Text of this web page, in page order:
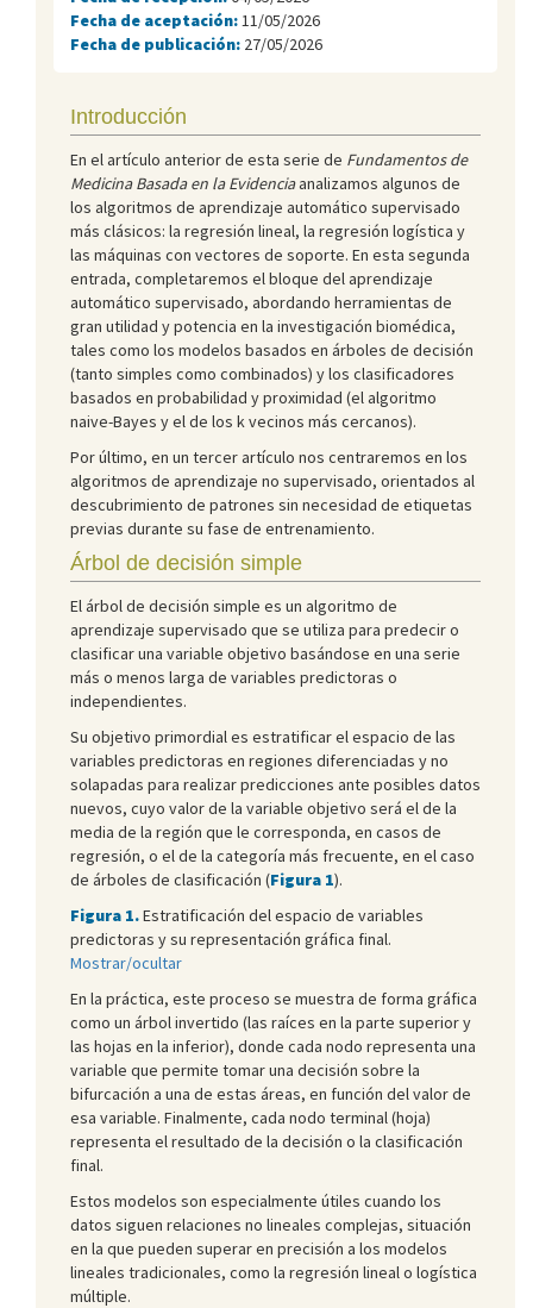
Fecha de aceptación: 11/05/2026
Fecha de publicación: 27/05/2026
Introducción
En el artículo anterior de esta serie de Fundamentos de
Medicina Basada en la Evidenciaanalizamos algunos de
los algoritmos de aprendizaje automático supervisado
más clásicos: la regresión lineal, la regresión logística y
las máquinas con vectores de soporte. En esta segunda
entrada, completaremos el bloque del aprendizaje
automático supervisado, abordando herramientas de
gran utilidad y potencia en la investigación biomédica,
tales como los modelos basados en árboles de decisión
(tanto simples como combinados) y los clasificadores
basados en probabilidad y proximidad (el algoritmo
naive-Bayes y el de los k vecinos más cercanos).
Por último, en un tercer artículo nos centraremos en los
algoritmos de aprendizaje no supervisado, orientados al
descubrimiento de patrones sin necesidad de etiquetas
previas durante su fase de entrenamiento.
Árbol de decisión simple
El árbol de decisión simple es un algoritmo de
aprendizaje supervisado que se utiliza para predecir o
clasificar una variable objetivo basándose en una serie
más o menos larga de variables predictoras o
independientes.
Su objetivo primordial es estratificar el espacio de las
variables predictoras en regiones diferenciadas y no
solapadas para realizar predicciones ante posibles datos
nuevos, cuyo valor de la variable objetivo será el de la
media de la región que le corresponda, en casos de
regresión, o el de la categoría más frecuente, en el caso
de árboles de clasificación (Figura 1).
Figura 1.Estratificación del espacio de variables
predictoras y su representación gráfica final.
Mostrar/ocultar
En la práctica, este proceso se muestra de forma gráfica
como un árbol invertido (las raíces en la parte superior y
las hojas en la inferior), donde cada nodo representa una
variable que permite tomar una decisión sobre la
bifurcación a una de estas áreas, en función del valor de
esa variable. Finalmente, cada nodo terminal (hoja)
representa el resultado de la decisión o la clasificación
final.
Estos modelos son especialmente útiles cuando los
datos siguen relaciones no lineales complejas, situación
en la que pueden superar en precisión a los modelos
lineales tradicionales, como la regresión lineal o logística
múltiple.